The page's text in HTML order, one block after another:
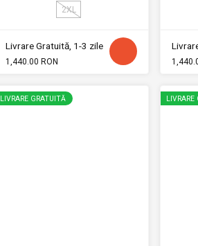
2XL
Livrare Gratuită, 1-3 zile
1,440.00 RON
LIVRARE GRATUITĂ LIVRARE